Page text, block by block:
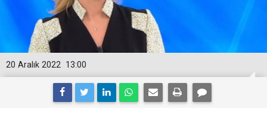
13:00
20 Aralık 2022